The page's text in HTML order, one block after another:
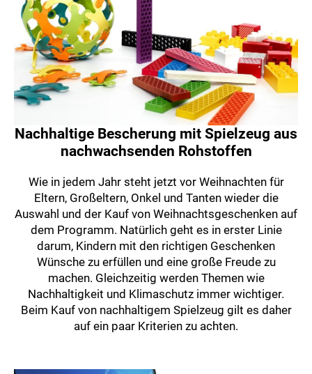
Nachhaltige Bescherung mit Spielzeug aus
nachwachsenden Rohstoffen
Wie in jedem Jahr steht jetzt vor Weihnachten für
Eltern, Großeltern, Onkel und Tanten wieder die
Auswahl und der Kauf von Weihnachtsgeschenken auf
dem Programm. Natürlich geht es in erster Linie
darum, Kindern mit den richtigen Geschenken
Wünsche zu erfüllen und eine große Freude zu
machen. Gleichzeitig werden Themen wie
Nachhaltigkeit und Klimaschutz immer wichtiger.
Beim Kauf von nachhaltigem Spielzeug gilt es daher
auf ein paar Kriterien zu achten.